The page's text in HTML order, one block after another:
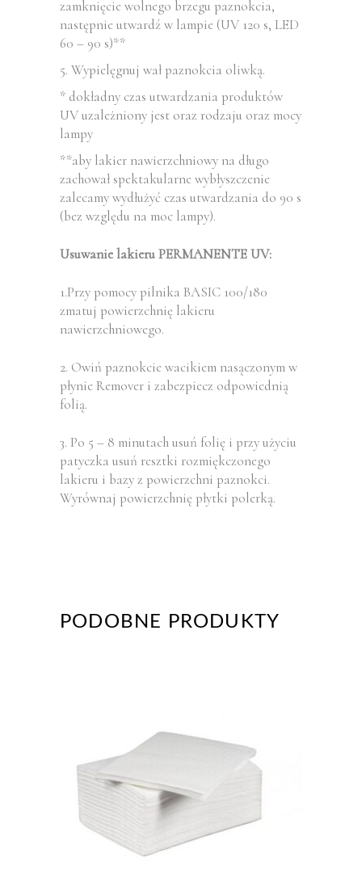
zamknięcie wolnego brzegu paznokcia,
następnie utwardź w lampie (UV 120 s, LED
60 – 90 s)**
5. Wypielęgnuj wał paznokcia oliwką.
* dokładny czas utwardzania produktów
UV uzależniony jest oraz rodzaju oraz mocy
lampy
**aby lakier nawierzchniowy na długo
zachował spektakularne wybłyszczenie
zalecamy wydłużyć czas utwardzania do 90 s
(bez względu na moc lampy).
Usuwanie lakieru PERMANENTE UV:
1.Przy pomocy pilnika BASIC 100/180
zmatuj powierzchnię lakieru
nawierzchniowego.
2. Owiń paznokcie wacikiem nasączonym w
płynie Remover i zabezpiecz odpowiednią
folią.
3. Po 5 – 8 minutach usuń folię i przy użyciu
patyczka usuń resztki rozmiękczonego
lakieru i bazy z powierzchni paznokci.
Wyrównaj powierzchnię płytki polerką.
PODOBNE PRODUKTY